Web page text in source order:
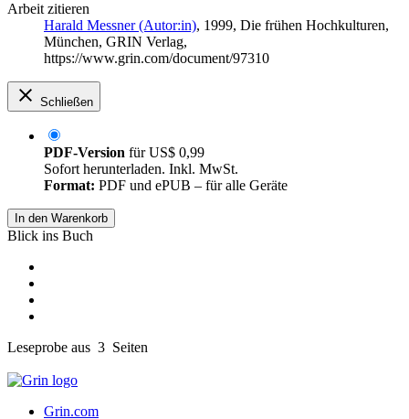
Arbeit zitieren
Harald Messner (Autor:in), 1999, Die frühen Hochkulturen,
München, GRIN Verlag,
https://www.grin.com/document/97310
Schließen
PDF-Version fürUS$ 0,99
Sofort herunterladen. Inkl. MwSt.
Format: PDF und ePUB – für alle Geräte
In den Warenkorb
Blick ins Buch
Leseprobe aus 3 Seiten
Grin.com